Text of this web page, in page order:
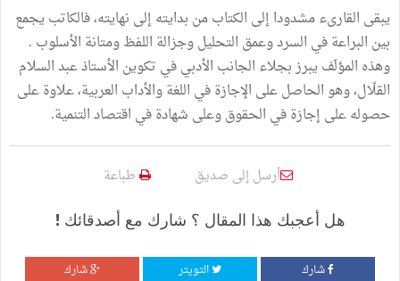
يبقى القارىء مشدودا إلى الكتاب من بدايته إلى نهايته، فالكاتب يجمع
بين البراعة في السرد وعمق التحليل وجزالة اللفظ ومتانة الأسلوب .
وهذه المؤلَف يبرز بجلاء الجانب الأدبي في تكوين الأستاذ عبد السلام
القلّال، وهو الحاصل على الإجازة في اللغة والأداب العربية، علاوة على
حصوله على إجازة في الحقوق وعلى شهادة في اقتصاد التنمية.
أرسل إلى صديق طباعة
هل أعجبك هذا المقال ؟ شارك مع أصدقائك !
شارك التويتر شارك